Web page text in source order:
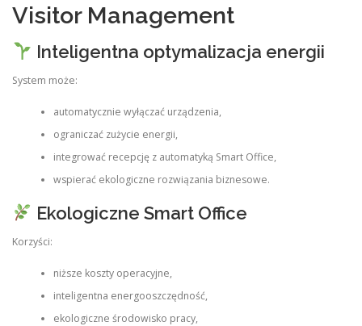
Visitor Management
Inteligentna optymalizacja energii
System może:
automatycznie wyłączać urządzenia,
ograniczać zużycie energii,
integrować recepcję z automatyką Smart Office,
wspierać ekologiczne rozwiązania biznesowe.
Ekologiczne Smart Office
Korzyści:
niższe koszty operacyjne,
inteligentna energooszczędność,
ekologiczne środowisko pracy,